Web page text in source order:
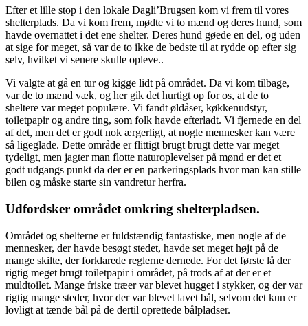
Efter et lille stop i den lokale Dagli’Brugsen kom vi frem til vores
shelterplads. Da vi kom frem, mødte vi to mænd og deres hund, som
havde overnattet i det ene shelter. Deres hund gøede en del, og uden
at sige for meget, så var de to ikke de bedste til at rydde op efter sig
selv, hvilket vi senere skulle opleve..
Vi valgte at gå en tur og kigge lidt på området. Da vi kom tilbage,
var de to mænd væk, og her gik det hurtigt op for os, at de to
sheltere var meget populære. Vi fandt øldåser, køkkenudstyr,
toiletpapir og andre ting, som folk havde efterladt. Vi fjernede en del
af det, men det er godt nok ærgerligt, at nogle mennesker kan være
så ligeglade. Dette område er flittigt brugt brugt dette var meget
tydeligt, men jagter man flotte naturoplevelser på mønd er det et
godt udgangs punkt da der er en parkeringsplads hvor man kan stille
bilen og måske starte sin vandretur herfra.
Udfordsker området omkring shelterpladsen.
Området og shelterne er fuldstændig fantastiske, men nogle af de
mennesker, der havde besøgt stedet, havde set meget højt på de
mange skilte, der forklarede reglerne dernede. For det første lå der
rigtig meget brugt toiletpapir i området, på trods af at der er et
muldtoilet. Mange friske træer var blevet hugget i stykker, og der var
rigtig mange steder, hvor der var blevet lavet bål, selvom det kun er
lovligt at tænde bål på de dertil oprettede bålpladser.